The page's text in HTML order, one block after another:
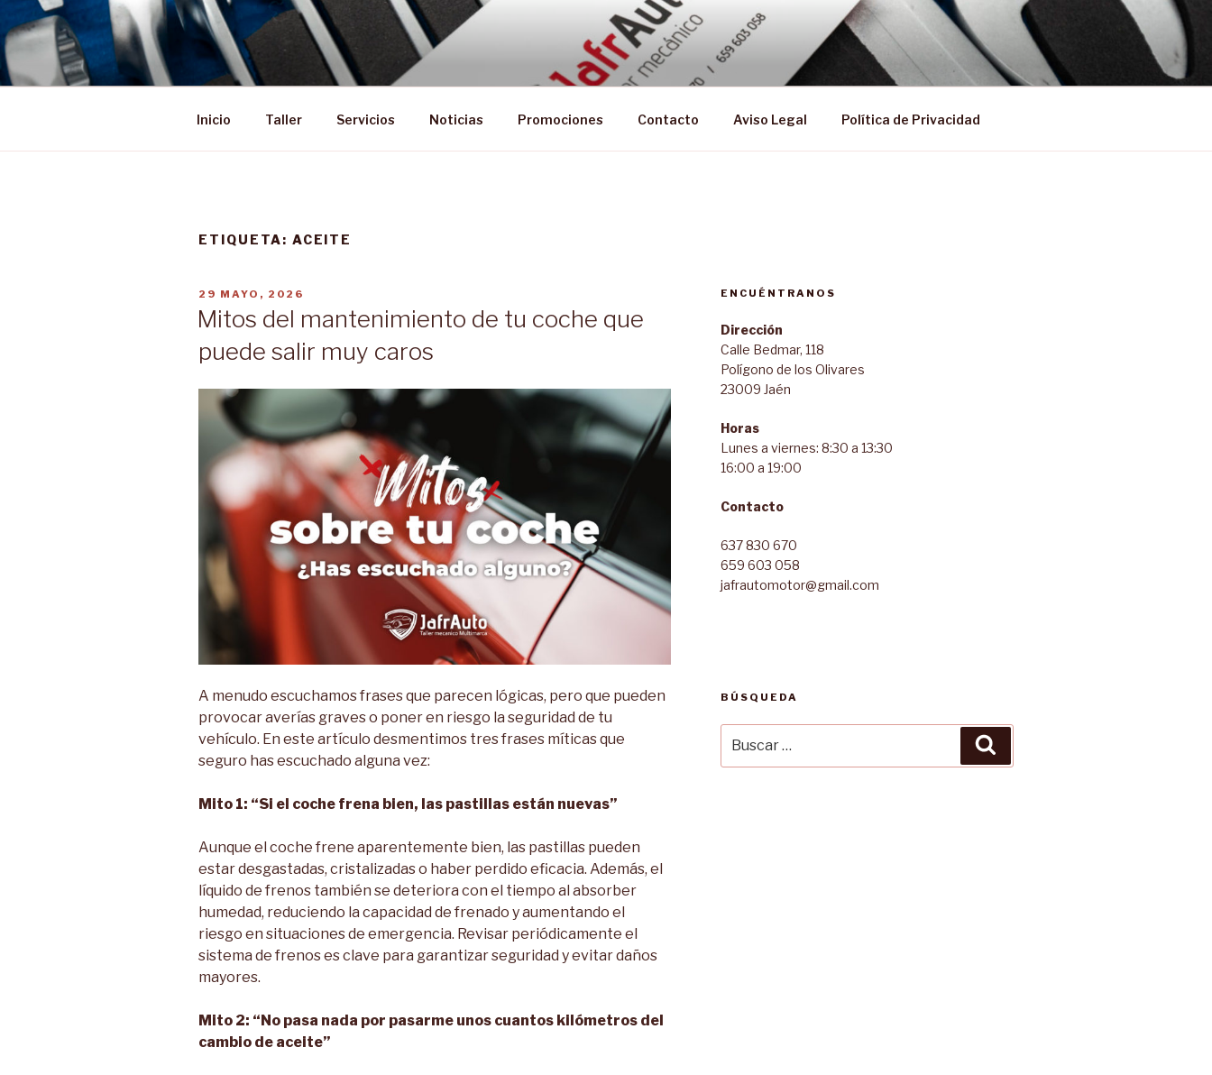
Saltar
al
contenido
Inicio Taller Servicios Noticias Promociones Contacto Aviso Legal Política de Privacidad
ETIQUETA: ACEITE
PUBLICADO
29 MAYO, 2026
Mitos del mantenimiento de tu coche que
puede salir muy caros
A menudo escuchamos frases que parecen lógicas, pero que pueden
provocar averías graves o poner en riesgo la seguridad de tu
vehículo. En este artículo desmentimos tres frases míticas que
seguro has escuchado alguna vez:
Mito 1: “Si el coche frena bien, las pastillas están nuevas”
Aunque el coche frene aparentemente bien, las pastillas pueden
estar desgastadas, cristalizadas o haber perdido eficacia. Además, el
líquido de frenos también se deteriora con el tiempo al absorber
humedad, reduciendo la capacidad de frenado y aumentando el
riesgo en situaciones de emergencia. Revisar periódicamente el
sistema de frenos es clave para garantizar seguridad y evitar daños
mayores.
Mito 2: “No pasa nada por pasarme unos cuantos kilómetros del
cambio de aceite”
ENCUÉNTRANOS
Dirección
Calle Bedmar, 118
Polígono de los Olivares
23009 Jaén
Horas
Lunes a viernes: 8:30 a 13:30
16:00 a 19:00
Contacto
637 830 670
659 603 058
jafrautomotor@gmail.com
BÚSQUEDA
por: